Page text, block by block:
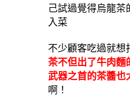
己試過覺得烏龍茶
入菜
不少顧客吃過就想
茶不但出了牛肉麵
武器之首的茶醬也
啊！